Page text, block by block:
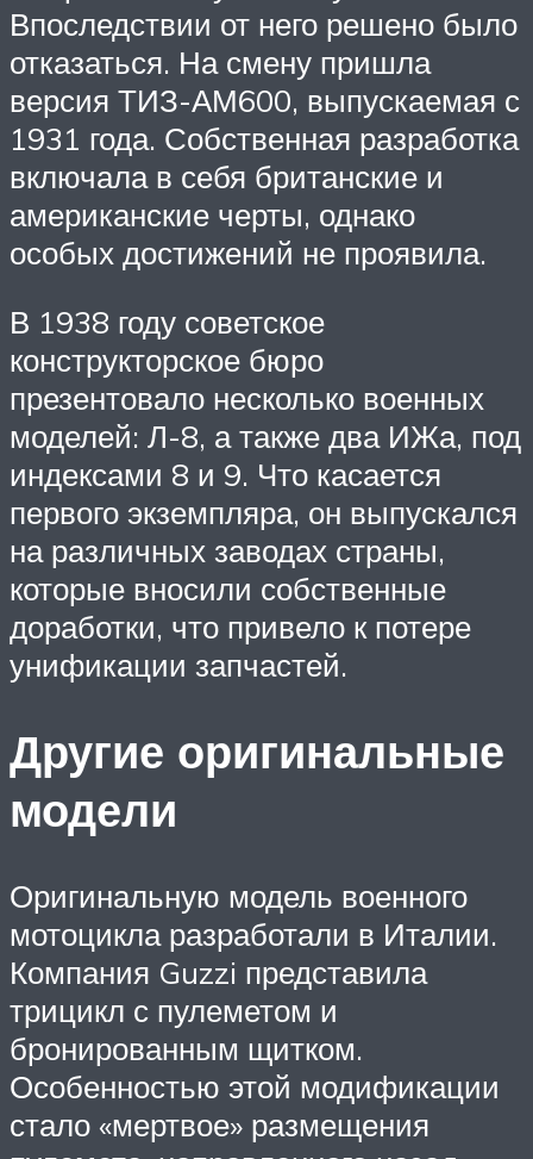
Впоследствии от него решено было
отказаться. На смену пришла
версия ТИЗ-АМ600, выпускаемая с
1931 года. Собственная разработка
включала в себя британские и
американские черты, однако
особых достижений не проявила.
В 1938 году советское
конструкторское бюро
презентовало несколько военных
моделей: Л-8, а также два ИЖа, под
индексами 8 и 9. Что касается
первого экземпляра, он выпускался
на различных заводах страны,
которые вносили собственные
доработки, что привело к потере
унификации запчастей.
Другие оригинальные
модели
Оригинальную модель военного
мотоцикла разработали в Италии.
Компания Guzzi представила
трицикл с пулеметом и
бронированным щитком.
Особенностью этой модификации
стало «мертвое» размещения